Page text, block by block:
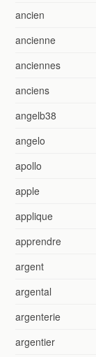
ancien
ancienne
anciennes
anciens
angelb38
angelo
apollo
apple
applique
apprendre
argent
argental
argenterie
argentier